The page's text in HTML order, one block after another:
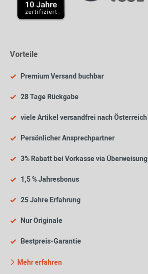
Vorteile
Premium Versand buchbar
28 Tage Rückgabe
viele Artikel versandfrei nach Österreich
Persönlicher Ansprechpartner
3% Rabatt bei Vorkasse via Überweisung
1,5 % Jahresbonus
25 Jahre Erfahrung
Nur Originale
Bestpreis-Garantie
Mehr erfahren